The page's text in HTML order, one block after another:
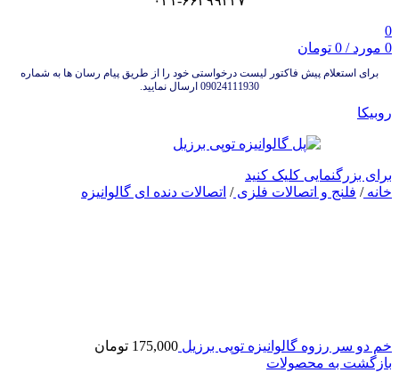
0
0 مورد /
0 تومان
برای استعلام پیش فاکتور لیست درخواستی خود را از طریق پیام رسان ها به شماره
09024111930 ارسال نمایید.
روبیکا
برای بزرگنمایی کلیک کنید
خانه/ فلنج و اتصالات فلزی/ اتصالات دنده ای گالوانیزه
خم دو سر رزوه گالوانیزه توپی برزیل 175,000 تومان
بازگشت به محصولات